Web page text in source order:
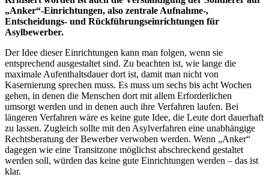
„Anker“-Einrichtungen, also zentrale Aufnahme-,
Entscheidungs- und Rückführungseinrichtungen für
Asylbewerber.
Der Idee dieser Einrichtungen kann man folgen, wenn sie
entsprechend ausgestaltet sind. Zu beachten ist, wie lange die
maximale Aufenthaltsdauer dort ist, damit man nicht von
Kasernierung sprechen muss. Es muss um sechs bis acht Wochen
gehen, in denen die Menschen dort mit allem Erforderlichen
umsorgt werden und in denen auch ihre Verfahren laufen. Bei
längeren Verfahren wäre es keine gute Idee, die Leute dort dauerhaft
zu lassen. Zugleich sollte mit den Asylverfahren eine unabhängige
Rechtsberatung der Bewerber verwoben werden. Wenn „Anker“
dagegen wie eine Transitzone möglichst abschreckend gestaltet
werden soll, würden das keine gute Einrichtungen werden – das ist
klar.